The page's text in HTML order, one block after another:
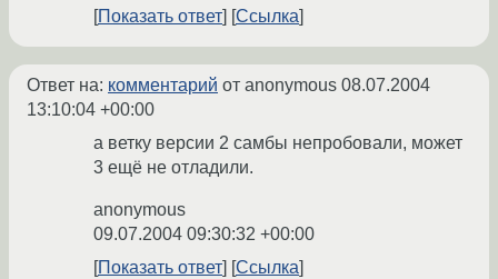
Показать ответ
Ссылка
Ответ на: комментарий от anonymous 08.07.2004
13:10:04 +00:00
а ветку версии 2 самбы непробовали, может
3 ещё не отладили.
anonymous
09.07.2004 09:30:32 +00:00
Показать ответ
Ссылка